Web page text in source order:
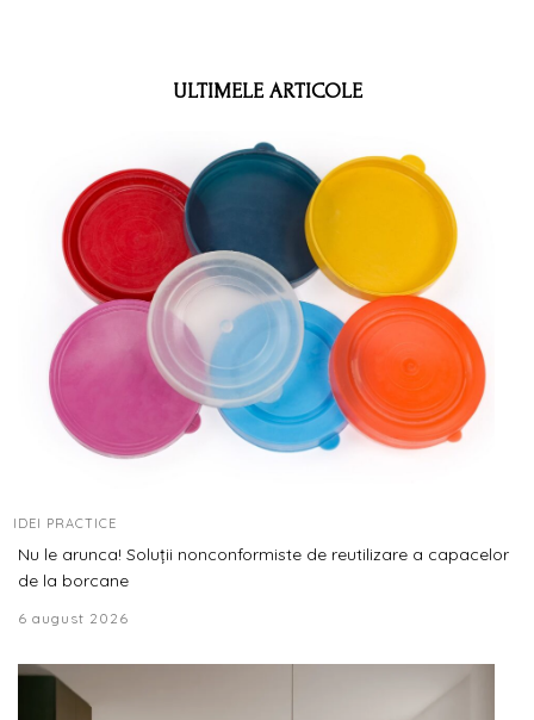
ULTIMELE ARTICOLE
IDEI PRACTICE
Nu le arunca! Soluții nonconformiste de reutilizare a capacelor
de la borcane
6 august 2026